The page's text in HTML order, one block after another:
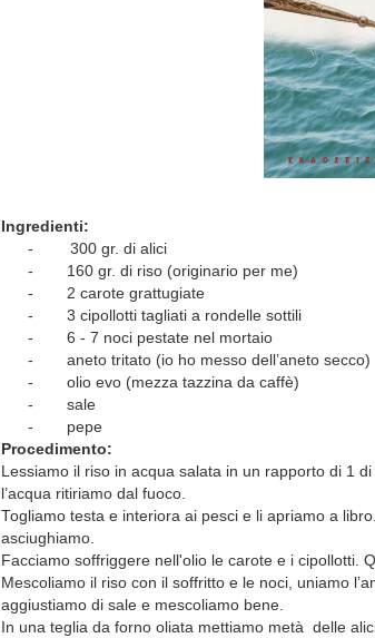
Ingredienti:
-
300 gr. di alici
-
160 gr. di riso (originario per me)
-
2 carote grattugiate
-
3 cipollotti tagliati a rondelle sottili
-
6 - 7 noci pestate nel mortaio
-
aneto tritato (io ho messo dell’aneto secco)
-
olio evo (mezza tazzina da caffè)
-
sale
-
pepe
Procedimento:
Lessiamo il riso in acqua salata in un rapporto di 1
l’acqua ritiriamo dal fuoco.
Togliamo testa e interiora ai pesci e li apriamo a
asciughiamo.
Facciamo soffriggere nell'olio le carote e i cipollotti.
Mescoliamo il riso con il soffritto e le noci, uniamo
aggiustiamo di sale e mescoliamo bene.
In una teglia da forno oliata mettiamo metà delle